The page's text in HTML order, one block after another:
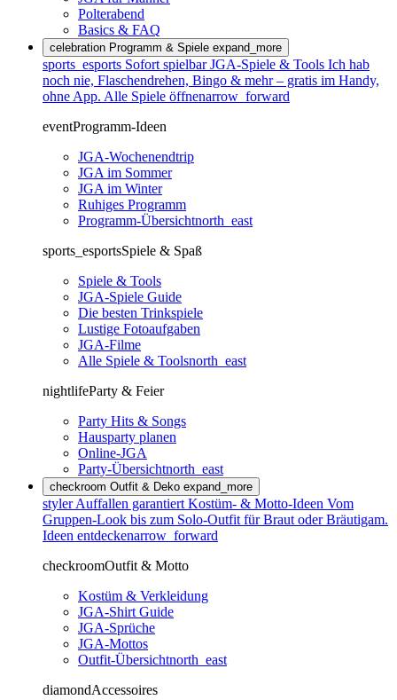
Polterabend
Basics & FAQ
celebration Programm & Spiele expand_more
sports_esports Sofort spielbar JGA-Spiele & Tools Ich hab
noch nie, Flaschendrehen, Bingo & mehr – gratis im Handy,
ohne App. Alle Spiele öffnenarrow_forward
eventProgramm-Ideen
JGA-Wochenendtrip
JGA im Sommer
JGA im Winter
Ruhiges Programm
Programm-Übersichtnorth_east
sports_esportsSpiele & Spaß
Spiele & Tools
JGA-Spiele Guide
Die besten Trinkspiele
Lustige Fotoaufgaben
JGA-Filme
Alle Spiele & Toolsnorth_east
nightlifeParty & Feier
Party Hits & Songs
Hausparty planen
Online-JGA
Party-Übersichtnorth_east
checkroom Outfit & Deko expand_more
styler Auffallen garantiert Kostüm- & Motto-Ideen Vom
Gruppen-Look bis zum Solo-Outfit für Braut oder Bräutigam.
Ideen entdeckenarrow_forward
checkroomOutfit & Motto
Kostüm & Verkleidung
JGA-Shirt Guide
JGA-Sprüche
JGA-Mottos
Outfit-Übersichtnorth_east
diamondAccessoires